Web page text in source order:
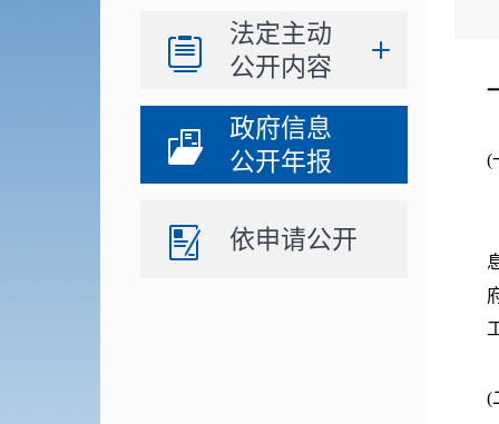
法定主动
公开内容
政府信息
公开年报
依申请公开
(
(